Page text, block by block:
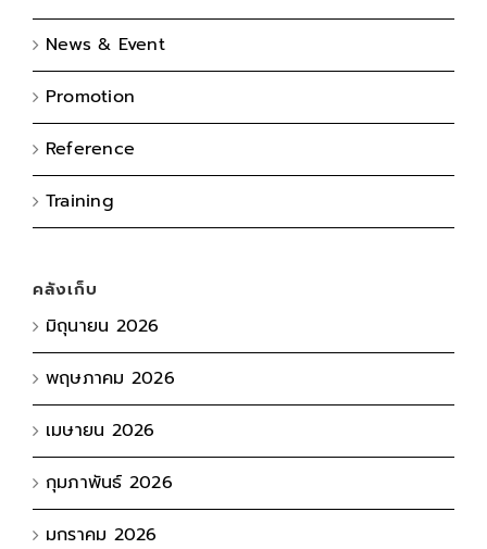
News & Event
Promotion
Reference
Training
คลังเก็บ
มิถุนายน 2026
พฤษภาคม 2026
เมษายน 2026
กุมภาพันธ์ 2026
มกราคม 2026